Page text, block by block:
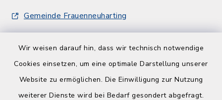
Wir weisen darauf hin, dass wir technisch notwendige
Cookies einsetzen, um eine optimale Darstellung unserer
Website zu ermöglichen. Die Einwilligung zur Nutzung
weiterer Dienste wird bei Bedarf gesondert abgefragt.
Gemeinde Frauenneuharting